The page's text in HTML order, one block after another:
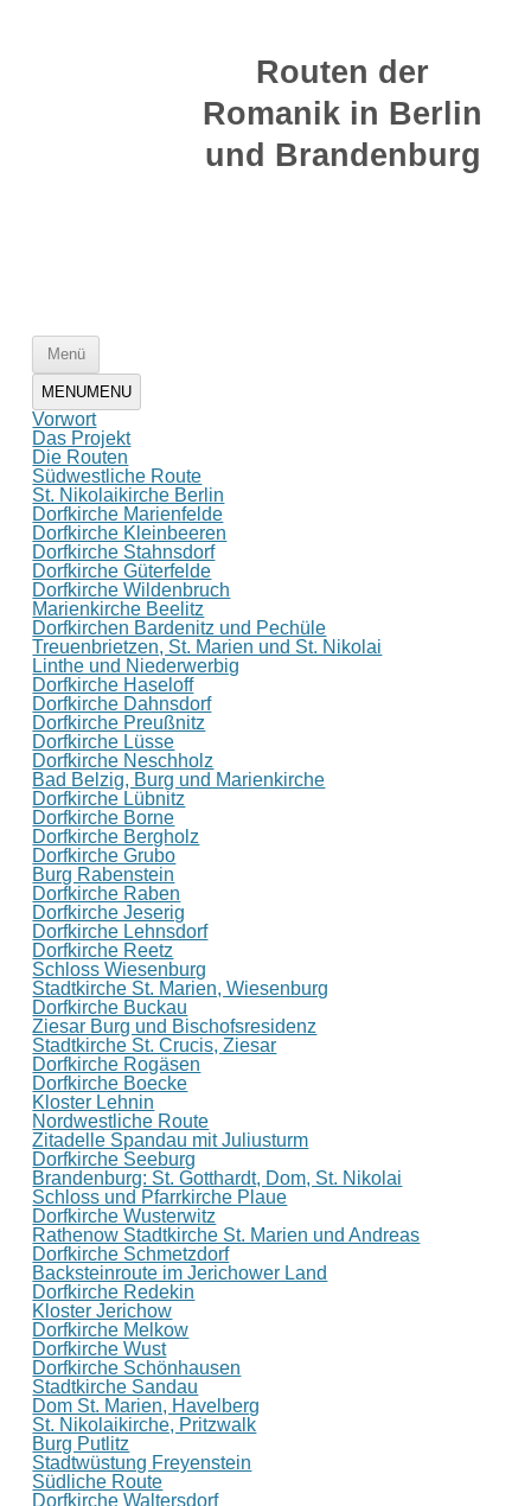
Routen der
Romanik in Berlin
und Brandenburg
Menü
springen
MENUMENU
Vorwort
Das Projekt
Die Routen
Südwestliche Route
St. Nikolaikirche Berlin
Dorfkirche Marienfelde
Dorfkirche Kleinbeeren
Dorfkirche Stahnsdorf
Dorfkirche Güterfelde
Dorfkirche Wildenbruch
Marienkirche Beelitz
Dorfkirchen Bardenitz und Pechüle
Treuenbrietzen, St. Marien und St. Nikolai
Linthe und Niederwerbig
Dorfkirche Haseloff
Dorfkirche Dahnsdorf
Dorfkirche Preußnitz
Dorfkirche Lüsse
Dorfkirche Neschholz
Bad Belzig, Burg und Marienkirche
Dorfkirche Lübnitz
Dorfkirche Borne
Dorfkirche Bergholz
Dorfkirche Grubo
Burg Rabenstein
Dorfkirche Raben
Dorfkirche Jeserig
Dorfkirche Lehnsdorf
Dorfkirche Reetz
Schloss Wiesenburg
Stadtkirche St. Marien, Wiesenburg
Dorfkirche Buckau
Ziesar Burg und Bischofsresidenz
Stadtkirche St. Crucis, Ziesar
Dorfkirche Rogäsen
Dorfkirche Boecke
Kloster Lehnin
Nordwestliche Route
Zitadelle Spandau mit Juliusturm
Dorfkirche Seeburg
Brandenburg: St. Gotthardt, Dom, St. Nikolai
Schloss und Pfarrkirche Plaue
Dorfkirche Wusterwitz
Rathenow Stadtkirche St. Marien und Andreas
Dorfkirche Schmetzdorf
Backsteinroute im Jerichower Land
Dorfkirche Redekin
Kloster Jerichow
Dorfkirche Melkow
Dorfkirche Wust
Dorfkirche Schönhausen
Stadtkirche Sandau
Dom St. Marien, Havelberg
St. Nikolaikirche, Pritzwalk
Burg Putlitz
Stadtwüstung Freyenstein
Südliche Route
Dorfkirche Waltersdorf